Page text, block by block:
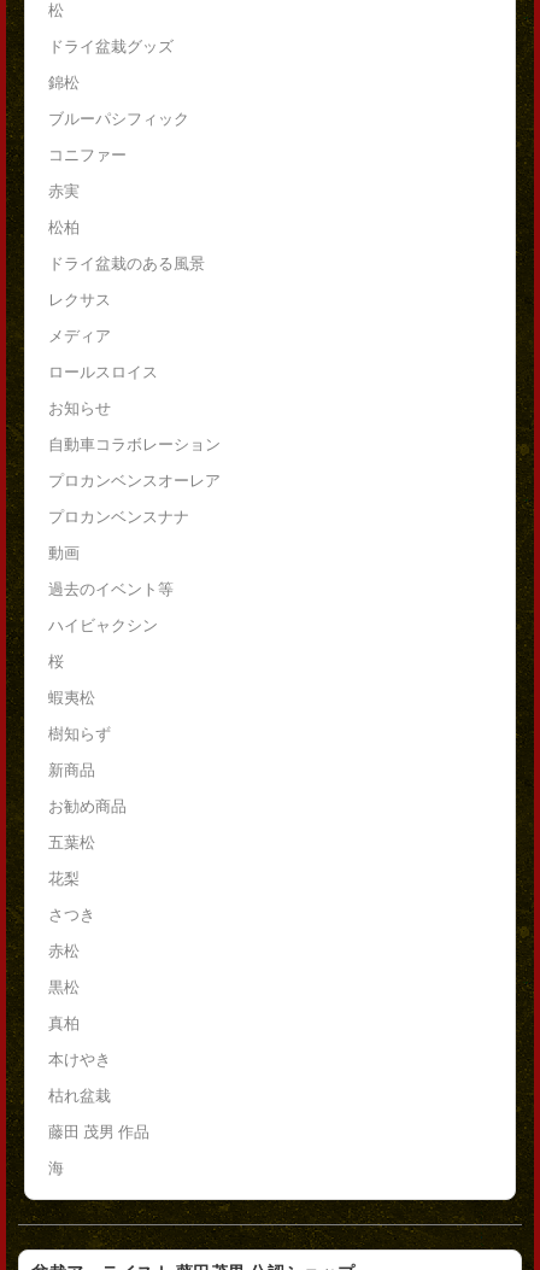
松
ドライ盆栽グッズ
錦松
ブルーパシフィック
コニファー
赤実
松柏
ドライ盆栽のある風景
レクサス
メディア
ロールスロイス
お知らせ
自動車コラボレーション
プロカンベンスオーレア
プロカンベンスナナ
動画
過去のイベント等
ハイビャクシン
桜
蝦夷松
樹知らず
新商品
お勧め商品
五葉松
花梨
さつき
赤松
黒松
真柏
本けやき
枯れ盆栽
藤田 茂男 作品
海